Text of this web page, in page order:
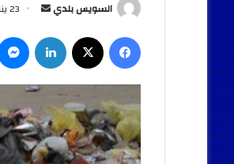
السويس بلدي
أرسل
إلكترونيا
23 يناير، 2015
فيسبوك لينكدإن